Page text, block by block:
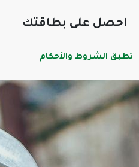
احصل على بطاقتك
تطبق الشروط والأحكام